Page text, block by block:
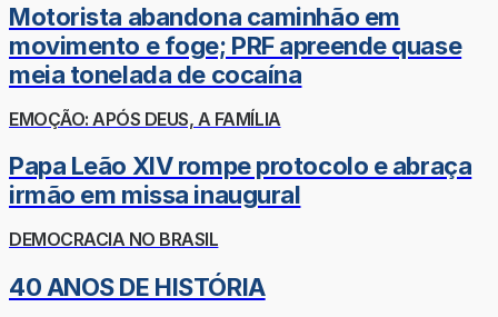
Motorista abandona caminhão em
movimento e foge; PRF apreende quase
meia tonelada de cocaína
EMOÇÃO: APÓS DEUS, A FAMÍLIA
Papa Leão XIV rompe protocolo e abraça
irmão em missa inaugural
DEMOCRACIA NO BRASIL
40 ANOS DE HISTÓRIA